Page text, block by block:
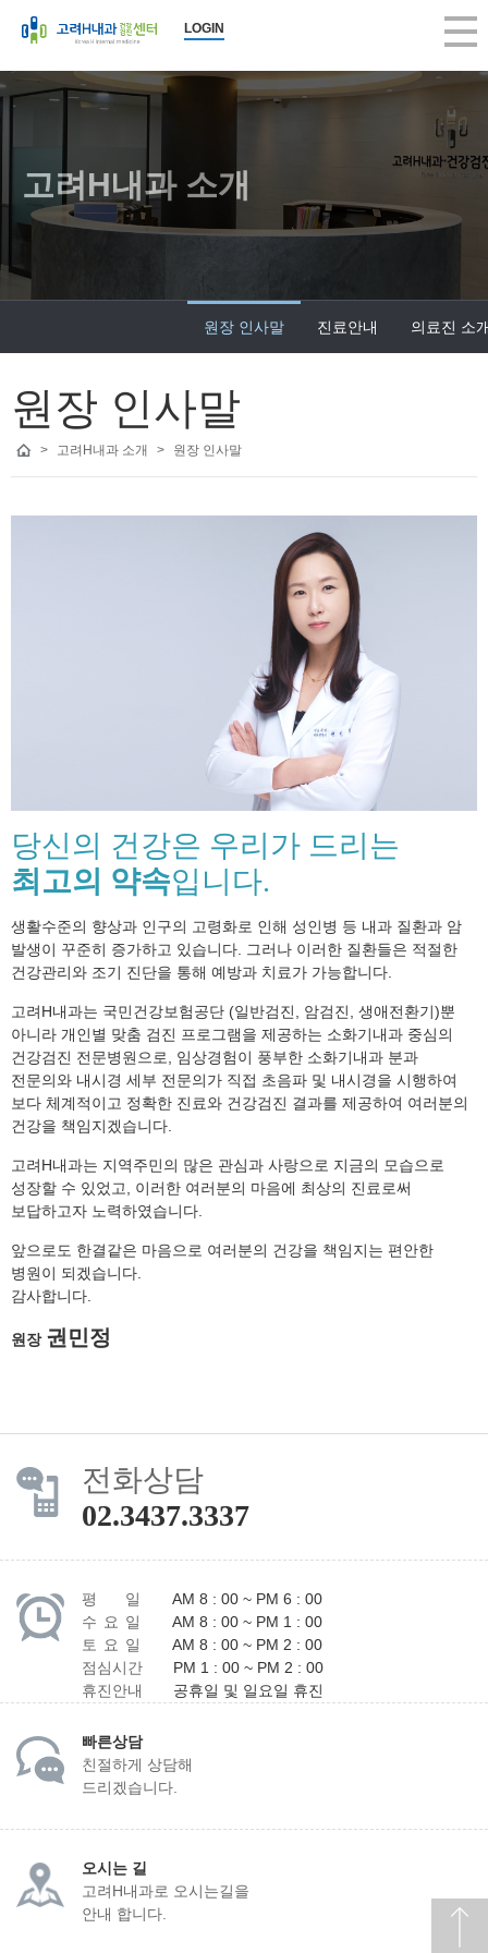
LOGIN
고려H내과 소개
원장 인사말 진료안내 의료진 소
원장 인사말
> 고려H내과 소개 > 원장 인사말
당신의 건강은 우리가 드리는
최고의 약속입니다.
생활수준의 향상과 인구의 고령화로 인해 성인병 등 내과 질환과 암
발생이 꾸준히 증가하고 있습니다. 그러나 이러한 질환들은 적절한
건강관리와 조기 진단을 통해 예방과 치료가 가능합니다.
고려H내과는 국민건강보험공단 (일반검진, 암검진, 생애전환기)뿐
아니라 개인별 맞춤 검진 프로그램을 제공하는 소화기내과 중심의
건강검진 전문병원으로, 임상경험이 풍부한 소화기내과 분과
전문의와 내시경 세부 전문의가 직접 초음파 및 내시경을 시행하여
보다 체계적이고 정확한 진료와 건강검진 결과를 제공하여 여러분의
건강을 책임지겠습니다.
고려H내과는 지역주민의 많은 관심과 사랑으로 지금의 모습으로
성장할 수 있었고, 이러한 여러분의 마음에 최상의 진료로써
보답하고자 노력하였습니다.
앞으로도 한결같은 마음으로 여러분의 건강을 책임지는 편안한
병원이 되겠습니다.
감사합니다.
원장 권민정
전화상담
02.3437.3337
평 일
AM 8 : 00 ~ PM 6 : 00
수 요 일
AM 8 : 00 ~ PM 1 : 00
토 요 일
AM 8 : 00 ~ PM 2 : 00
점심시간
PM 1 : 00 ~ PM 2 : 00
휴진안내
공휴일 및 일요일 휴진
빠른상담
친절하게 상담해
드리겠습니다.
오시는 길
고려H내과로 오시는길을
안내 합니다.